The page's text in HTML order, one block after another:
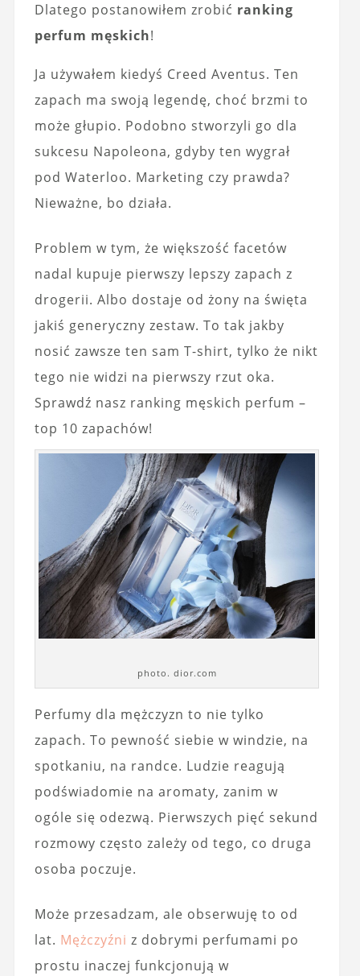
Dlatego postanowiłem zrobić ranking
perfum męskich!
Ja używałem kiedyś Creed Aventus. Ten
zapach ma swoją legendę, choć brzmi to
może głupio. Podobno stworzyli go dla
sukcesu Napoleona, gdyby ten wygrał
pod Waterloo. Marketing czy prawda?
Nieważne, bo działa.
Problem w tym, że większość facetów
nadal kupuje pierwszy lepszy zapach z
drogerii. Albo dostaje od żony na święta
jakiś generyczny zestaw. To tak jakby
nosić zawsze ten sam T-shirt, tylko że nikt
tego nie widzi na pierwszy rzut oka.
Sprawdź nasz ranking męskich perfum –
top 10 zapachów!
photo. dior.com
Perfumy dla mężczyzn to nie tylko
zapach. To pewność siebie w windzie, na
spotkaniu, na randce. Ludzie reagują
podświadomie na aromaty, zanim w
ogóle się odezwą. Pierwszych pięć sekund
rozmowy często zależy od tego, co druga
osoba poczuje.
Może przesadzam, ale obserwuję to od
lat. Mężczyźni z dobrymi perfumami po
prostu inaczej funkcjonują w